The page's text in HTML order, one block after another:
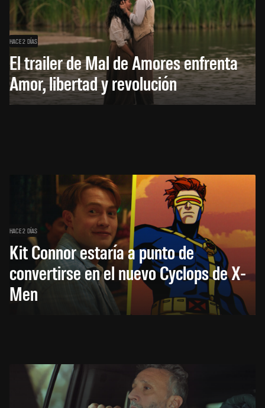
HACE 2 DÍAS
El trailer de Mal de Amores enfrenta
Amor, libertad y revolución
HACE 2 DÍAS
Kit Connor estaría a punto de
convertirse en el nuevo Cyclops de X-
Men